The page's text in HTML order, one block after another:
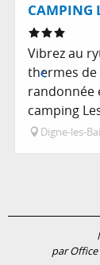
CAMPING
Vibrez au
thermes de
randonnée
camping
Digne-les-
par Office